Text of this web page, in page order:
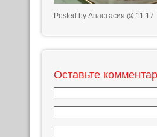
Posted by Анастасия @ 11:17
Оставьте